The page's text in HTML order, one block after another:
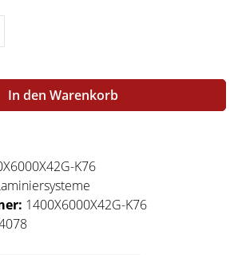
Gib den gewünschten
In den Warenkorb
K76
1400X6000X42G-K76